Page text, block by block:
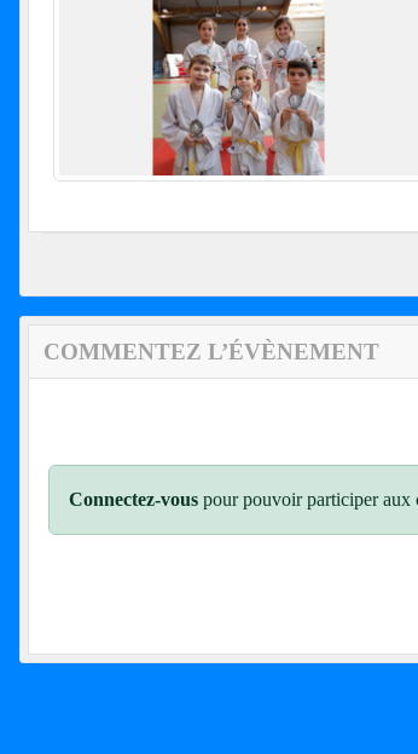
COMMENTEZ L’ÉVÈNEMENT
Connectez-vous pour pouvoir participer aux